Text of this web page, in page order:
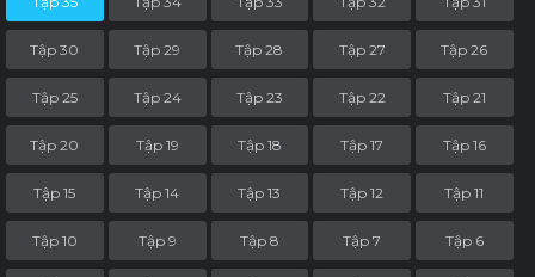
Tập 30 Tập 29 Tập 28 Tập 27 Tập 26
Tập 25 Tập 24 Tập 23 Tập 22 Tập 21
Tập 20 Tập 19 Tập 18 Tập 17 Tập 16
Tập 15 Tập 14 Tập 13 Tập 12 Tập 11
Tập 10 Tập 9 Tập 8 Tập 7 Tập 6